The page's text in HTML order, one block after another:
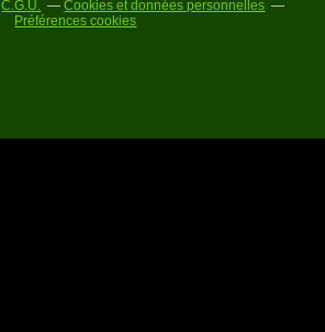
C.G.U.
Cookies et données personnelles
Préférences cookies